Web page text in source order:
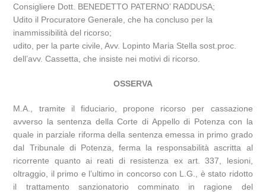
Consigliere Dott. BENEDETTO PATERNO’ RADDUSA;
Udito il Procuratore Generale, che ha concluso per la
inammissibilità del ricorso;
udito, per la parte civile, Avv. Lopinto Maria Stella sost.proc.
dell’avv. Cassetta, che insiste nei motivi di ricorso.
OSSERVA
M.A., tramite il fiduciario, propone ricorso per cassazione
avverso la sentenza della Corte di Appello di Potenza con la
quale in parziale riforma della sentenza emessa in primo grado
dal Tribunale di Potenza, ferma la responsabilità ascritta al
ricorrente quanto ai reati di resistenza ex art. 337, lesioni,
oltraggio, il primo e l’ultimo in concorso con L.G., è stato ridotto
il trattamento sanzionatorio comminato in ragione del